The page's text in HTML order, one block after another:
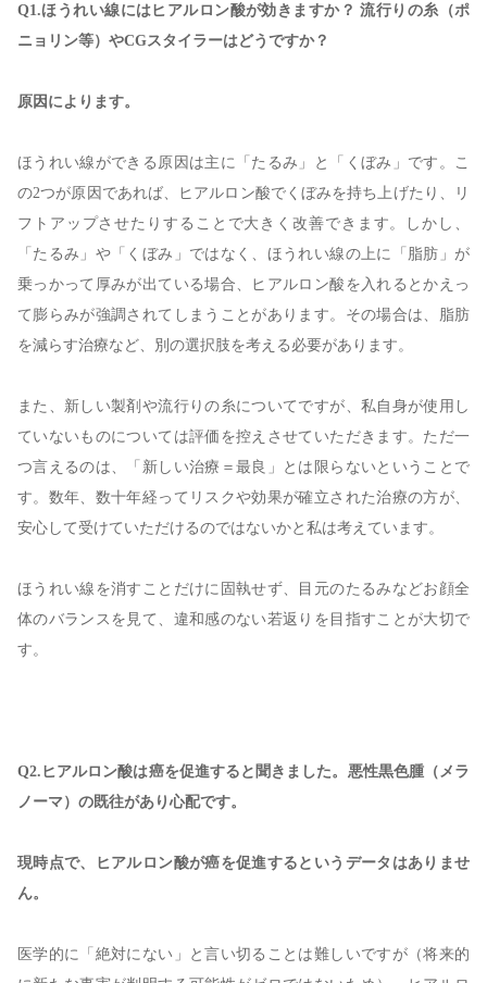
Q1.ほうれい線にはヒアルロン酸が効きますか？ 流行りの糸（ポ
ニョリン等）やCGスタイラーはどうですか？
原因によります。
ほうれい線ができる原因は主に「たるみ」と「くぼみ」です。こ
の2つが原因であれば、ヒアルロン酸でくぼみを持ち上げたり、リ
フトアップさせたりすることで大きく改善できます。
しかし、
「たるみ」や「くぼみ」ではなく、ほうれい線の上に「脂肪」が
乗っかって厚みが出ている場合、ヒアルロン酸を入れるとかえっ
て膨らみが強調されてしまうことがあります。その場合は、脂肪
を減らす治療など、別の選択肢を考える必要があります。
また、新しい製剤や流行りの糸についてですが、私自身が使用し
ていないものについては評価を控えさせていただきます。ただ一
つ言えるのは、「新しい治療＝最良」とは限らないということで
す。数年、数十年経ってリスクや効果が確立された治療の方が、
安心して受けていただけるのではないかと私は考えています。
ほうれい線を消すことだけに固執せず、目元のたるみなどお顔全
体のバランスを見て、違和感のない若返りを目指すことが大切で
す。
Q2.ヒアルロン酸は癌を促進すると聞きました。悪性黒色腫（メラ
ノーマ）の既往があり心配です。
現時点で、ヒアルロン酸が癌を促進するというデータはありませ
ん。
医学的に「絶対にない」と言い切ることは難しいですが（将来的